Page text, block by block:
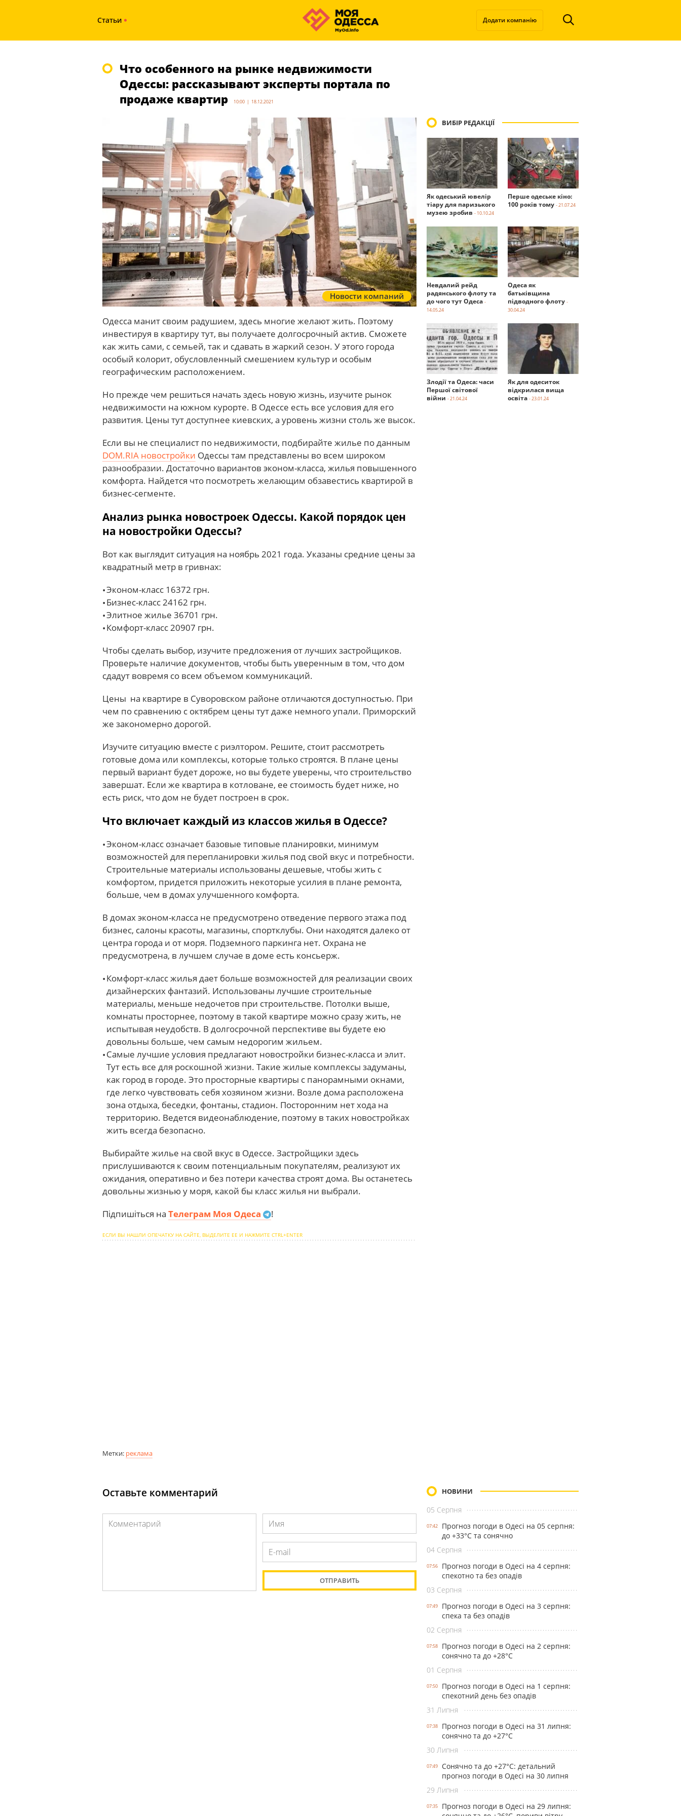
Статьи Додати компанію
Что особенного на рынке недвижимости
Одессы: рассказывают эксперты портала по
продаже квартир
10:00 | 18.12.2021
Новости компаний
Одесса манит своим радушием, здесь многие желают жить. Поэтому
инвестируя в квартиру тут, вы получаете долгосрочный актив. Сможете
как жить сами, с семьей, так и сдавать в жаркий сезон. У этого города
особый колорит, обусловленный смешением культур и особым
географическим расположением.
Но прежде чем решиться начать здесь новую жизнь, изучите рынок
недвижимости на южном курорте. В Одессе есть все условия для его
развития. Цены тут доступнее киевских, а уровень жизни столь же высок.
Если вы не специалист по недвижимости, подбирайте жилье по данным
DOM.RIA новостройки Одессы там представлены во всем широком
разнообразии. Достаточно вариантов эконом-класса, жилья повышенного
комфорта. Найдется что посмотреть желающим обзавестись квартирой в
бизнес-сегменте.
Анализ рынка новостроек Одессы. Какой порядок цен
на новостройки Одессы?
Вот как выглядит ситуация на ноябрь 2021 года. Указаны средние цены за
квадратный метр в гривнах:
Эконом-класс 16372 грн.
Бизнес-класс 24162 грн.
Элитное жилье 36701 грн.
Комфорт-класс 20907 грн.
Чтобы сделать выбор, изучите предложения от лучших застройщиков.
Проверьте наличие документов, чтобы быть уверенным в том, что дом
сдадут вовремя со всем объемом коммуникаций.
Цены на квартире в Суворовском районе отличаются доступностью. При
чем по сравнению с октябрем цены тут даже немного упали. Приморский
же закономерно дорогой.
Изучите ситуацию вместе с риэлтором. Решите, стоит рассмотреть
готовые дома или комплексы, которые только строятся. В плане цены
первый вариант будет дороже, но вы будете уверены, что строительство
завершат. Если же квартира в котловане, ее стоимость будет ниже, но
есть риск, что дом не будет построен в срок.
Что включает каждый из классов жилья в Одессе?
Эконом-класс означает базовые типовые планировки, минимум
возможностей для перепланировки жилья под свой вкус и потребности.
Строительные материалы использованы дешевые, чтобы жить с
комфортом, придется приложить некоторые усилия в плане ремонта,
больше, чем в домах улучшенного комфорта.
В домах эконом-класса не предусмотрено отведение первого этажа под
бизнес, салоны красоты, магазины, спортклубы. Они находятся далеко от
центра города и от моря. Подземного паркинга нет. Охрана не
предусмотрена, в лучшем случае в доме есть консьерж.
Комфорт-класс жилья дает больше возможностей для реализации своих
дизайнерских фантазий. Использованы лучшие строительные
материалы, меньше недочетов при строительстве. Потолки выше,
комнаты просторнее, поэтому в такой квартире можно сразу жить, не
испытывая неудобств. В долгосрочной перспективе вы будете ею
довольны больше, чем самым недорогим жильем.
Самые лучшие условия предлагают новостройки бизнес-класса и элит.
Тут есть все для роскошной жизни. Такие жилые комплексы задуманы,
как город в городе. Это просторные квартиры с панорамными окнами,
где легко чувствовать себя хозяином жизни. Возле дома расположена
зона отдыха, беседки, фонтаны, стадион. Посторонним нет хода на
территорию. Ведется видеонаблюдение, поэтому в таких новостройках
жить всегда безопасно.
Выбирайте жилье на свой вкус в Одессе. Застройщики здесь
прислушиваются к своим потенциальным покупателям, реализуют их
ожидания, оперативно и без потери качества строят дома. Вы останетесь
довольны жизнью у моря, какой бы класс жилья ни выбрали.
Підпишіться на Телеграм Моя Одеса !
ЕСЛИ ВЫ НАШЛИ ОПЕЧАТКУ НА САЙТЕ, ВЫДЕЛИТЕ ЕЕ И НАЖМИТЕ CTRL+ENTER
Метки: реклама
ВИБІР РЕДАКЦІЇ
Як одеський ювелір
тіару для паризького
музею зробив - 10.10.24
Перше одеське кіно:
100 років тому - 21.07.24
Невдалий рейд
радянського флоту та
до чого тут Одеса -
14.05.24
Одеса як
батьківщина
підводного флоту -
30.04.24
Злодії та Одеса: часи
Першої світової
війни - 21.04.24
Як для одеситок
відкрилася вища
освіта - 23.01.24
Оставьте комментарий НОВИНИ
05 Серпня
07:42
Прогноз погоди в Одесі на 05 серпня:
до +33°С та сонячно
04 Серпня
07:56
Прогноз погоди в Одесі на 4 серпня:
спекотно та без опадів
03 Серпня
07:49
Прогноз погоди в Одесі на 3 серпня:
спека та без опадів
02 Серпня
07:58
Прогноз погоди в Одесі на 2 серпня:
сонячно та до +28°С
01 Серпня
07:50
Прогноз погоди в Одесі на 1 серпня:
спекотний день без опадів
31 Липня
07:38
Прогноз погоди в Одесі на 31 липня:
сонячно та до +27°С
30 Липня
07:49
Сонячно та до +27°С: детальний
прогноз погоди в Одесі на 30 липня
29 Липня
07:35
Прогноз погоди в Одесі на 29 липня: